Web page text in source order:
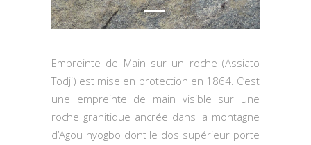
Empreinte de Main sur un roche (Assiato
Todji) est mise en protection en 1864. C’est
une empreinte de main visible sur une
roche granitique ancrée dans la montagne
d’Agou nyogbo dont le dos supérieur porte